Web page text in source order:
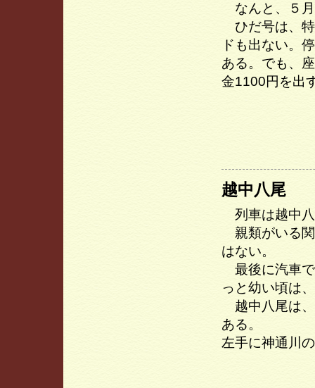
なんと、５月
ひだ号は、特
ドも出ない。
ある。でも、
金1100円を出
越中八尾
列車は越中
親類がいる関
はない。
最後に汽車で
っと幼い頃は
越中八尾は、
ある。
左手に神通川